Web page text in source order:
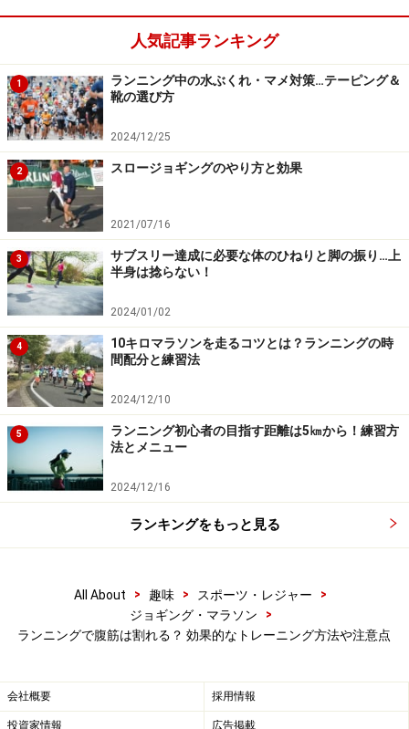
不十分です。筋力トレーニング等によって、腹筋を強化
することも求められます。筋力トレーニングによって厚
い腹筋を作り、ランニングによってこれを隠す脂肪を減
らしていく。多くの方が憧れるようなシックスパックを
目指すなら、この組み合わせを心掛けてください。
ランニングで腹筋を割る際の注意点
急激な減量や食事制限は控えよう
前述の通り、ランニングによって脂肪を減らせば、自然
と腹筋は割れて見えてきます。しかし筋量が少なけれ
ば、かえって貧相に見えてしまうかもしれません。その
ため、厚く発達して割れた腹筋を求めるなら、筋力トレ
ーニングも同時に行うようにしましょう。
一つの目安に、体脂肪率が挙げられます。体脂肪率が
15％を下回ってくると、少しずつ腹筋の割れが見え始め
るはずです。くっきりしたシックスパックは、体脂肪率
10％程度がラインとなるでしょう。
ただし体脂肪率は、落とし過ぎると体温調節の機能が弱
まったり、免疫力の低下を招いたりしかねません。特に
急激な体脂肪率の減少は、健康面の配慮から避けた方が
度の時間をかけて少しずつ脂肪を減らしていくようにし
てください。
人気記事ランキング
1
ランニング中の水ぶくれ・マメ対策…テーピング＆
靴の選び方
2024/12/25
2 スロージョギングのやり方と効果
2021/07/16
3
サブスリー達成に必要な体のひねりと脚の振り…上
半身は捻らない！
2024/01/02
4
10キロマラソンを走るコツとは？ランニングの時
間配分と練習法
2024/12/10
5
ランニング初心者の目指す距離は5㎞から！練習方
法とメニュー
2024/12/16
ランキングをもっと見る
All About > 趣味 > スポーツ・レジャー
>
ジョギング・マラソン
>
ランニングで腹筋は割れる？ 効果的なトレーニング方法や注意点
会社概要 採用情報
投資家情報 広告掲載